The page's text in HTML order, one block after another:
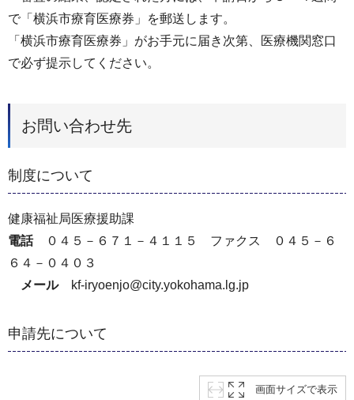
で「横浜市療育医療券」を郵送します。
「横浜市療育医療券」がお手元に届き次第、医療機関窓口
で必ず提示してください。
お問い合わせ先
制度について
健康福祉局医療援助課
電話０４５－６７１－４１１５ ファクス ０４５－６
６４－０４０３
メールkf-iryoenjo@city.yokohama.lg.jp
申請先について
画面サイズで表示